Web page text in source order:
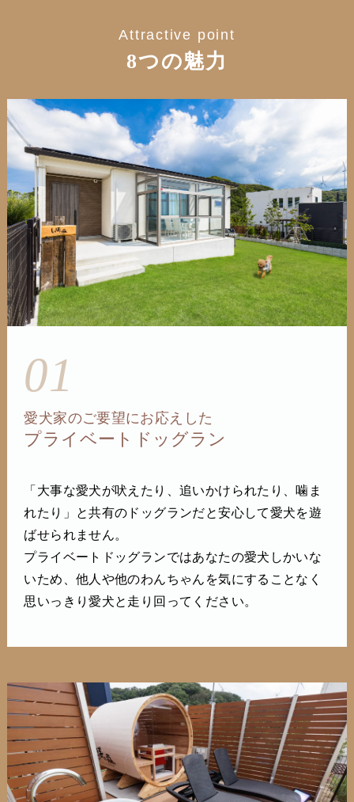
Attractive point
8つの魅力
01
愛犬家のご要望にお応えした
プライベートドッグラン
「大事な愛犬が吠えたり、追いかけられたり、噛ま
れたり」と共有のドッグランだと安心して愛犬を遊
ばせられません。
プライベートドッグランではあなたの愛犬しかいな
いため、他人や他のわんちゃんを気にすることなく
思いっきり愛犬と走り回ってください。